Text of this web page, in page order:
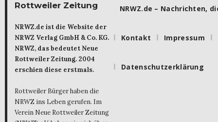
Rottweiler Zeitung
NRWZ.de ist die Website der
NRWZ Verlag GmbH & Co. KG.
NRWZ, das bedeutet Neue
Rottweiler Zeitung. 2004
erschien diese erstmals.
Rottweiler Bürger haben die
NRWZ ins Leben gerufen. Im
Verein Neue Rottweiler Zeitung
NRWZ.de – Nachrichten,
Kontakt Impressum
Datenschutzerklärung